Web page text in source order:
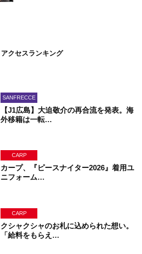
アクセスランキング
SANFRECCE
【J1広島】大迫敬介の再合流を発表。海
外移籍は一転…
CARP
カープ、『ピースナイター2026』着用ユ
ニフォーム…
CARP
クシャクシャのお札に込められた想い。
「給料をもらえ…